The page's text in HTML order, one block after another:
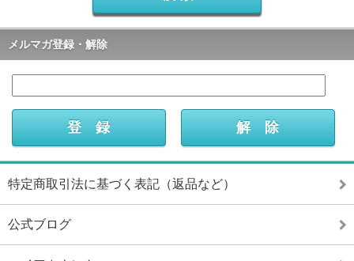
メルマガ登録・解除
特定商取引法に基づく表記（返品など）
公式ブログ